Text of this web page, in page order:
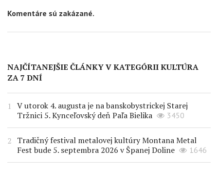
Komentáre sú zakázané.
NAJČÍTANEJŠIE ČLÁNKY V KATEGÓRII KULTÚRA
ZA 7 DNÍ
V utorok 4. augusta je na banskobystrickej Starej
Tržnici 5. Kynceľovský deň Paľa Bielika
3450
Tradičný festival metalovej kultúry Montana Metal
Fest bude 5. septembra 2026 v Španej Doline
1646